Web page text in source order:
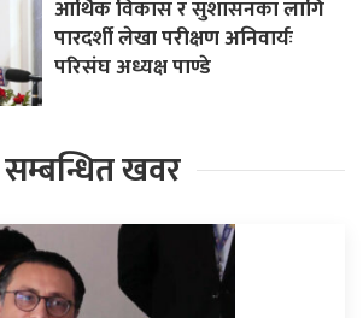
आर्थिक विकास र सुशासनका लागि
पारदर्शी लेखा परीक्षण अनिवार्यः
परिसंघ अध्यक्ष पाण्डे
सम्बन्धित खवर